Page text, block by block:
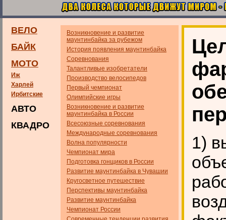
ВЕЛО
БАЙК
МОТО
Иж
Харлей
Ирбитские
АВТО
КВАДРО
Возникновение и развитие
маунтинбайка за рубежом
История появления маунтинбайка
Соревнования
Талантливые изобретатели
Производство велосипедов
Первый чемпионат
Олимпийские игры
Возникновение и развитие
маунтинбайка в России
Всесоюзные соревнования
Международные соревнования
Волна популярности
Чемпионат мира
Подготовка гонщиков в России
Развитие маунтинбайка в Чувашии
Кругосветное путешествие
Перспективы маунтинбайка
Развитие маунтинбайка
Чемпионат России
1)